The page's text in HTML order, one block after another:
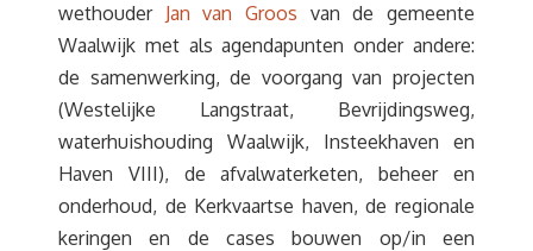
wethouder Jan van Groos van de gemeente
Waalwijk met als agendapunten onder andere:
de samenwerking, de voorgang van projecten
(Westelijke Langstraat, Bevrijdingsweg,
waterhuishouding Waalwijk, Insteekhaven en
Haven VIII), de afvalwaterketen, beheer en
onderhoud, de Kerkvaartse haven, de regionale
keringen en de cases bouwen op/in een